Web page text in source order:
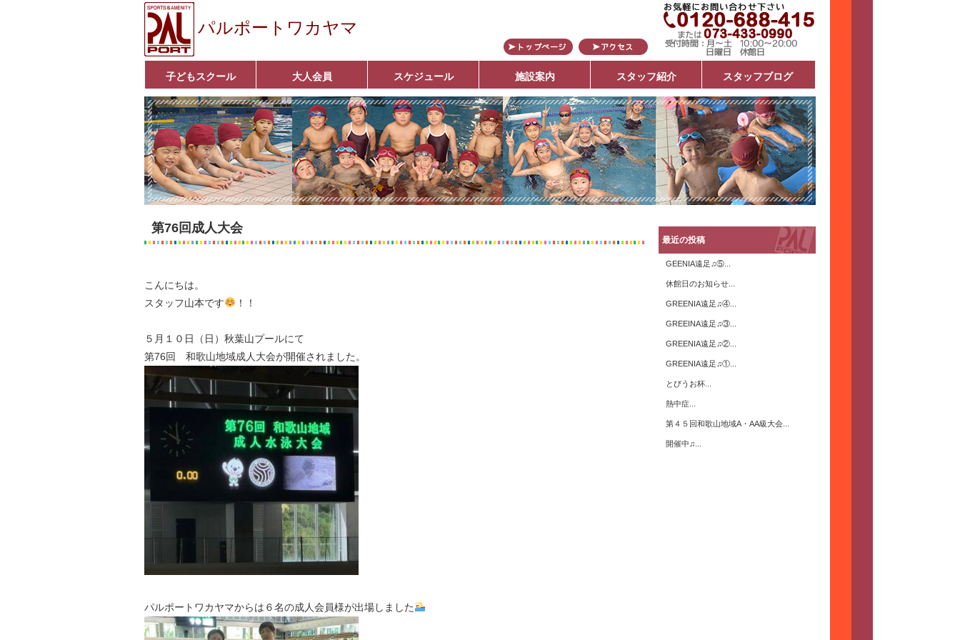
パルポートワカヤマ
子どもスクール
ベビーコース
幼児コース
小学生コース
育成コース
選手コース
■入会案内■
大人会員
いきいきコース
アクア遊悠クラブ
■入会案内■
スケジュール 施設案内 スタッフ紹介 スタッフブログ
第76回成人大会
こんにちは。
スタッフ山本です
！！
５月１０日（日）秋葉山プールにて
第76回 和歌山地域成人大会が開催されました。
パルポートワカヤマからは６名の成人会員様が出場しました
最近の投稿
GEENIA遠足♫⑤...
休館日のお知らせ...
GREENIA遠足♫④...
GREEINA遠足♫③...
GREENIA遠足♫②...
GREENIA遠足♫①...
とびうお杯...
熱中症...
第４５回和歌山地域A・AA級大会...
開催中♫...